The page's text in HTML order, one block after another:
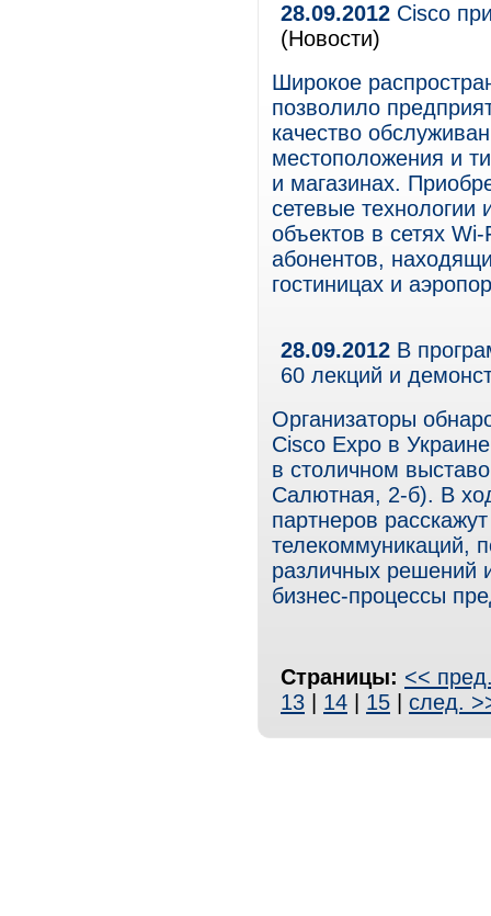
28.09.2012 Cisco
(Новости)
Широкое
позволило
качество
местоположения и
и магазинах.
сетевые
объектов в сетях
абонентов,
гостиницах и
28.09.2012 В
60 лекций и
Организаторы
Cisco Expo в
в столичном
Салютная, 2-б). В
партнеров
телекоммуникаций,
различных решений
бизнес-процессы
Страницы: <<
13
14 15 след.